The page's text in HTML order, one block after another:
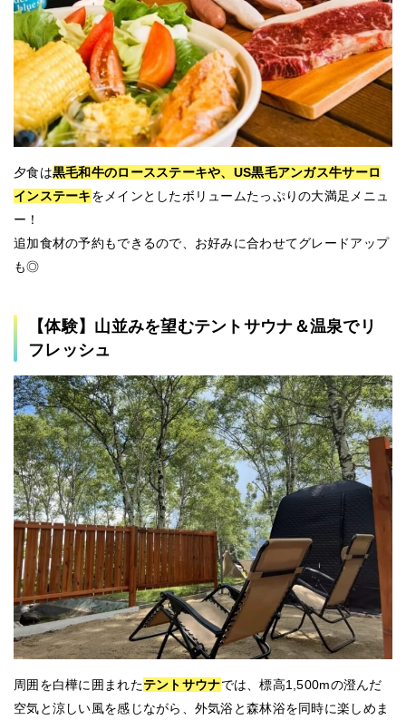
夕食は黒毛和牛のロースステーキや、US黒毛アンガス牛サーロ
インステーキをメインとしたボリュームたっぷりの大満足メニュ
ー！
追加食材の予約もできるので、お好みに合わせてグレードアップ
も◎
【体験】山並みを望むテントサウナ＆温泉でリ
フレッシュ
周囲を白樺に囲まれたテントサウナでは、標高1,500mの澄んだ
空気と涼しい風を感じながら、外気浴と森林浴を同時に楽しめま